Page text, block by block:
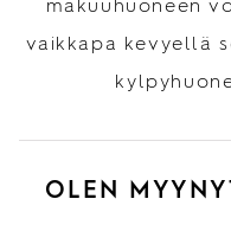
makuuhuoneen
vaikkapa kevyellä
OLEN